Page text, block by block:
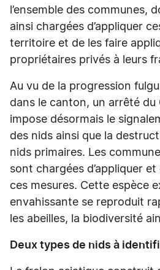
l’ensemble des communes,
ainsi chargées d’appliquer
territoire et de les faire
propriétaires privés à leurs
Au vu de la progression
dans le canton, un arrêté du
impose désormais le
des nids ainsi que la
nids primaires. Les
sont chargées d’appliquer
ces mesures. Cette espèce
envahissante se reproduit
les abeilles, la biodiversité
Deux types de nids à